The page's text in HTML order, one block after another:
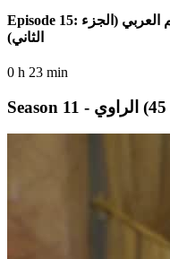
Episode 15: تاريخ السيارات الكلاسيكية في العالم العربي (الجزء
الثاني)
0 h 23 min